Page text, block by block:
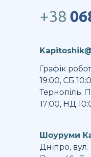
+38
Графік
19:00, СБ
Тернопіль:
17:00, НД
Шоуруми
Дніпро,